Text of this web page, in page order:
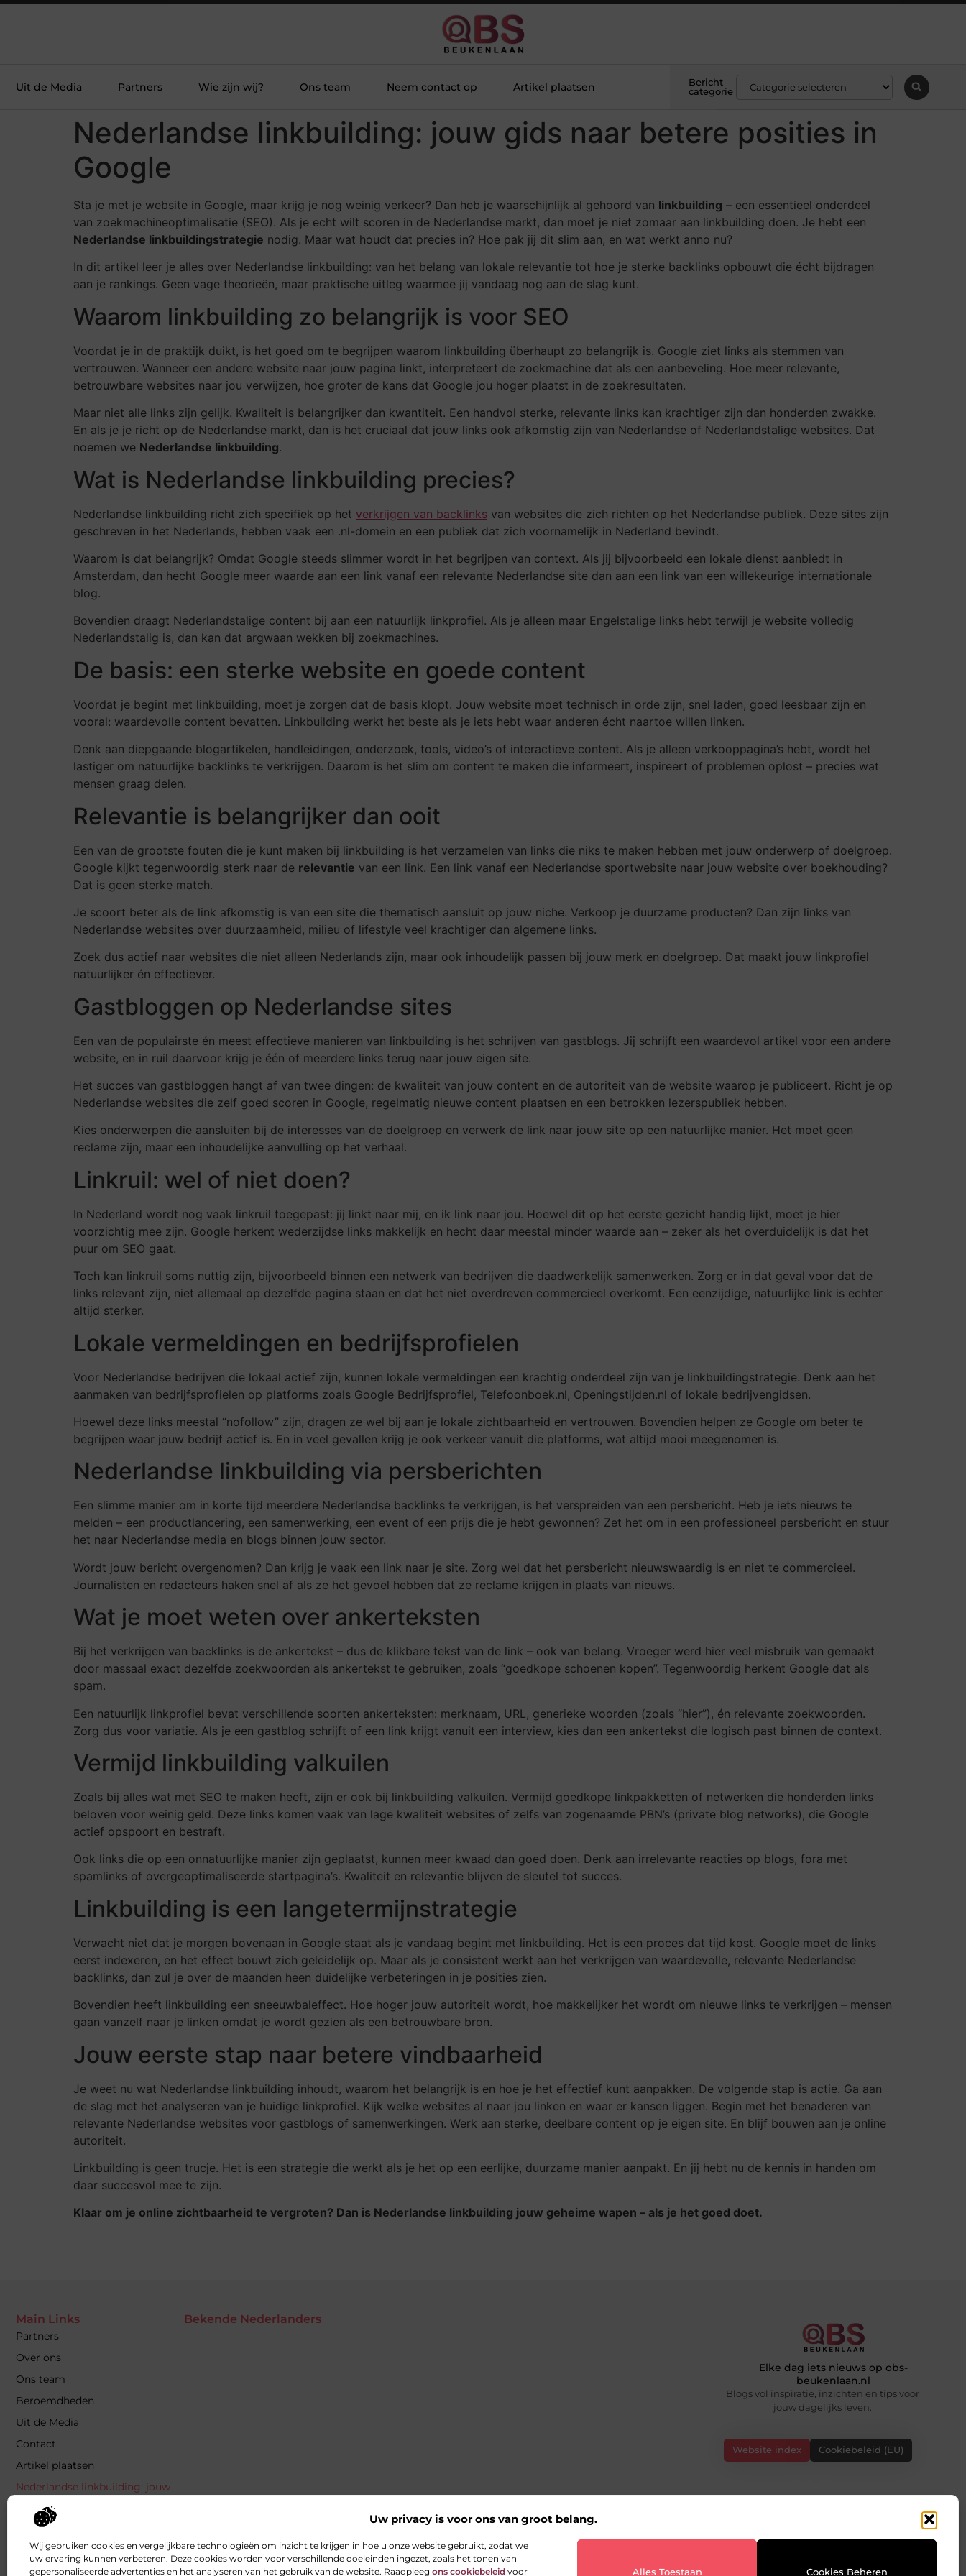
Uw privacy is voor ons van groot belang.
Wij gebruiken cookies en vergelijkbare technologieën om inzicht te krijgen in hoe u onze website gebruikt, zodat we
uw ervaring kunnen verbeteren. Deze cookies worden voor verschillende doeleinden ingezet, zoals het tonen van
gepersonaliseerde advertenties en het analyseren van het gebruik van de website. Raadpleeg ons cookiebeleid voor Alles Toestaan Cookies Beheren
Uit de Media Partners Wie zijn wij? Ons team Neem contact op Artikel plaatsen
Bericht
categorie
Nederlandse linkbuilding: jouw gids naar betere posities in
Google
Sta je met je website in Google, maar krijg je nog weinig verkeer? Dan heb je waarschijnlijk al gehoord van linkbuilding – een essentieel onderdeel
van zoekmachineoptimalisatie (SEO). Als je echt wilt scoren in de Nederlandse markt, dan moet je niet zomaar aan linkbuilding doen. Je hebt een
Nederlandse linkbuildingstrategie nodig. Maar wat houdt dat precies in? Hoe pak jij dit slim aan, en wat werkt anno nu?
In dit artikel leer je alles over Nederlandse linkbuilding: van het belang van lokale relevantie tot hoe je sterke backlinks opbouwt die écht bijdragen
aan je rankings. Geen vage theorieën, maar praktische uitleg waarmee jij vandaag nog aan de slag kunt.
Waarom linkbuilding zo belangrijk is voor SEO
Voordat je in de praktijk duikt, is het goed om te begrijpen waarom linkbuilding überhaupt zo belangrijk is. Google ziet links als stemmen van
vertrouwen. Wanneer een andere website naar jouw pagina linkt, interpreteert de zoekmachine dat als een aanbeveling. Hoe meer relevante,
betrouwbare websites naar jou verwijzen, hoe groter de kans dat Google jou hoger plaatst in de zoekresultaten.
Maar niet alle links zijn gelijk. Kwaliteit is belangrijker dan kwantiteit. Een handvol sterke, relevante links kan krachtiger zijn dan honderden zwakke.
En als je je richt op de Nederlandse markt, dan is het cruciaal dat jouw links ook afkomstig zijn van Nederlandse of Nederlandstalige websites. Dat
noemen we Nederlandse linkbuilding.
Wat is Nederlandse linkbuilding precies?
Nederlandse linkbuilding richt zich specifiek op het verkrijgen van backlinks van websites die zich richten op het Nederlandse publiek. Deze sites zijn
geschreven in het Nederlands, hebben vaak een .nl-domein en een publiek dat zich voornamelijk in Nederland bevindt.
Waarom is dat belangrijk? Omdat Google steeds slimmer wordt in het begrijpen van context. Als jij bijvoorbeeld een lokale dienst aanbiedt in
Amsterdam, dan hecht Google meer waarde aan een link vanaf een relevante Nederlandse site dan aan een link van een willekeurige internationale
blog.
Bovendien draagt Nederlandstalige content bij aan een natuurlijk linkprofiel. Als je alleen maar Engelstalige links hebt terwijl je website volledig
Nederlandstalig is, dan kan dat argwaan wekken bij zoekmachines.
De basis: een sterke website en goede content
Voordat je begint met linkbuilding, moet je zorgen dat de basis klopt. Jouw website moet technisch in orde zijn, snel laden, goed leesbaar zijn en
vooral: waardevolle content bevatten. Linkbuilding werkt het beste als je iets hebt waar anderen écht naartoe willen linken.
Denk aan diepgaande blogartikelen, handleidingen, onderzoek, tools, video’s of interactieve content. Als je alleen verkooppagina’s hebt, wordt het
lastiger om natuurlijke backlinks te verkrijgen. Daarom is het slim om content te maken die informeert, inspireert of problemen oplost – precies wat
mensen graag delen.
Relevantie is belangrijker dan ooit
Een van de grootste fouten die je kunt maken bij linkbuilding is het verzamelen van links die niks te maken hebben met jouw onderwerp of doelgroep.
Google kijkt tegenwoordig sterk naar de relevantie van een link. Een link vanaf een Nederlandse sportwebsite naar jouw website over boekhouding?
Dat is geen sterke match.
Je scoort beter als de link afkomstig is van een site die thematisch aansluit op jouw niche. Verkoop je duurzame producten? Dan zijn links van
Nederlandse websites over duurzaamheid, milieu of lifestyle veel krachtiger dan algemene links.
Zoek dus actief naar websites die niet alleen Nederlands zijn, maar ook inhoudelijk passen bij jouw merk en doelgroep. Dat maakt jouw linkprofiel
natuurlijker én effectiever.
Gastbloggen op Nederlandse sites
Een van de populairste én meest effectieve manieren van linkbuilding is het schrijven van gastblogs. Jij schrijft een waardevol artikel voor een andere
website, en in ruil daarvoor krijg je één of meerdere links terug naar jouw eigen site.
Het succes van gastbloggen hangt af van twee dingen: de kwaliteit van jouw content en de autoriteit van de website waarop je publiceert. Richt je op
Nederlandse websites die zelf goed scoren in Google, regelmatig nieuwe content plaatsen en een betrokken lezerspubliek hebben.
Kies onderwerpen die aansluiten bij de interesses van de doelgroep en verwerk de link naar jouw site op een natuurlijke manier. Het moet geen
reclame zijn, maar een inhoudelijke aanvulling op het verhaal.
Linkruil: wel of niet doen?
In Nederland wordt nog vaak linkruil toegepast: jij linkt naar mij, en ik link naar jou. Hoewel dit op het eerste gezicht handig lijkt, moet je hier
voorzichtig mee zijn. Google herkent wederzijdse links makkelijk en hecht daar meestal minder waarde aan – zeker als het overduidelijk is dat het
puur om SEO gaat.
Toch kan linkruil soms nuttig zijn, bijvoorbeeld binnen een netwerk van bedrijven die daadwerkelijk samenwerken. Zorg er in dat geval voor dat de
links relevant zijn, niet allemaal op dezelfde pagina staan en dat het niet overdreven commercieel overkomt. Een eenzijdige, natuurlijke link is echter
altijd sterker.
Lokale vermeldingen en bedrijfsprofielen
Voor Nederlandse bedrijven die lokaal actief zijn, kunnen lokale vermeldingen een krachtig onderdeel zijn van je linkbuildingstrategie. Denk aan het
aanmaken van bedrijfsprofielen op platforms zoals Google Bedrijfsprofiel, Telefoonboek.nl, Openingstijden.nl of lokale bedrijvengidsen.
Hoewel deze links meestal “nofollow” zijn, dragen ze wel bij aan je lokale zichtbaarheid en vertrouwen. Bovendien helpen ze Google om beter te
begrijpen waar jouw bedrijf actief is. En in veel gevallen krijg je ook verkeer vanuit die platforms, wat altijd mooi meegenomen is.
Nederlandse linkbuilding via persberichten
Een slimme manier om in korte tijd meerdere Nederlandse backlinks te verkrijgen, is het verspreiden van een persbericht. Heb je iets nieuws te
melden – een productlancering, een samenwerking, een event of een prijs die je hebt gewonnen? Zet het om in een professioneel persbericht en stuur
het naar Nederlandse media en blogs binnen jouw sector.
Wordt jouw bericht overgenomen? Dan krijg je vaak een link naar je site. Zorg wel dat het persbericht nieuwswaardig is en niet te commercieel.
Journalisten en redacteurs haken snel af als ze het gevoel hebben dat ze reclame krijgen in plaats van nieuws.
Wat je moet weten over ankerteksten
Bij het verkrijgen van backlinks is de ankertekst – dus de klikbare tekst van de link – ook van belang. Vroeger werd hier veel misbruik van gemaakt
door massaal exact dezelfde zoekwoorden als ankertekst te gebruiken, zoals “goedkope schoenen kopen”. Tegenwoordig herkent Google dat als
spam.
Een natuurlijk linkprofiel bevat verschillende soorten ankerteksten: merknaam, URL, generieke woorden (zoals “hier”), én relevante zoekwoorden.
Zorg dus voor variatie. Als je een gastblog schrijft of een link krijgt vanuit een interview, kies dan een ankertekst die logisch past binnen de context.
Vermijd linkbuilding valkuilen
Zoals bij alles wat met SEO te maken heeft, zijn er ook bij linkbuilding valkuilen. Vermijd goedkope linkpakketten of netwerken die honderden links
beloven voor weinig geld. Deze links komen vaak van lage kwaliteit websites of zelfs van zogenaamde PBN’s (private blog networks), die Google
actief opspoort en bestraft.
Ook links die op een onnatuurlijke manier zijn geplaatst, kunnen meer kwaad dan goed doen. Denk aan irrelevante reacties op blogs, fora met
spamlinks of overgeoptimaliseerde startpagina’s. Kwaliteit en relevantie blijven de sleutel tot succes.
Linkbuilding is een langetermijnstrategie
Verwacht niet dat je morgen bovenaan in Google staat als je vandaag begint met linkbuilding. Het is een proces dat tijd kost. Google moet de links
eerst indexeren, en het effect bouwt zich geleidelijk op. Maar als je consistent werkt aan het verkrijgen van waardevolle, relevante Nederlandse
backlinks, dan zul je over de maanden heen duidelijke verbeteringen in je posities zien.
Bovendien heeft linkbuilding een sneeuwbaleffect. Hoe hoger jouw autoriteit wordt, hoe makkelijker het wordt om nieuwe links te verkrijgen – mensen
gaan vanzelf naar je linken omdat je wordt gezien als een betrouwbare bron.
Jouw eerste stap naar betere vindbaarheid
Je weet nu wat Nederlandse linkbuilding inhoudt, waarom het belangrijk is en hoe je het effectief kunt aanpakken. De volgende stap is actie. Ga aan
de slag met het analyseren van je huidige linkprofiel. Kijk welke websites al naar jou linken en waar er kansen liggen. Begin met het benaderen van
relevante Nederlandse websites voor gastblogs of samenwerkingen. Werk aan sterke, deelbare content op je eigen site. En blijf bouwen aan je online
autoriteit.
Linkbuilding is geen trucje. Het is een strategie die werkt als je het op een eerlijke, duurzame manier aanpakt. En jij hebt nu de kennis in handen om
daar succesvol mee te zijn.
Klaar om je online zichtbaarheid te vergroten? Dan is Nederlandse linkbuilding jouw geheime wapen – als je het goed doet.
Main Links
Partners
Over ons
Ons team
Beroemdheden
Uit de Media
Contact
Artikel plaatsen
Nederlandse linkbuilding: jouw
Google
met je website: haal alles uit je
online platform
Bekende Nederlanders
Elke dag iets nieuws op obs-
beukenlaan.nl
Blogs vol inspiratie, inzichten en tips voor
jouw dagelijks leven.
Website index Cookiebeleid (EU)